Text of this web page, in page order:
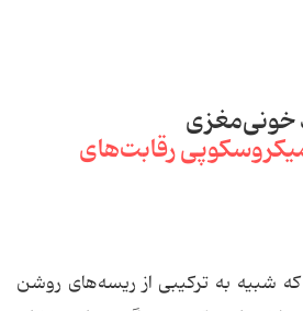
خونی‌مغزی
که شبیه به ترکیبی از ریسه‌های روشن